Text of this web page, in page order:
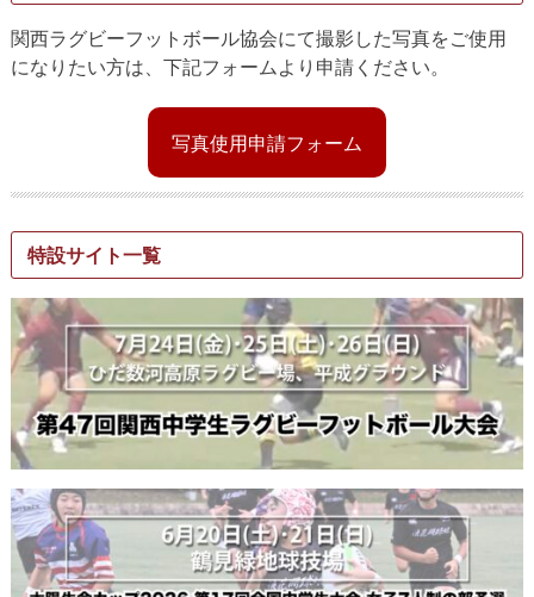
関西ラグビーフットボール協会にて撮影した写真をご使用
になりたい方は、下記フォームより申請ください。
写真使用申請フォーム
特設サイト一覧